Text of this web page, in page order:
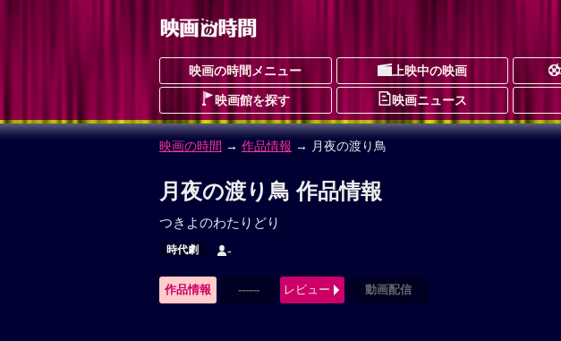
映画の時間メニュー 上映中の映画
映画館を探す 映画ニュース
映画の時間 → 作品情報 → 月夜の渡り鳥
月夜の渡り鳥 作品情報
つきよのわたりどり
時代劇 -
作品情報 ------ レビュー 動画配信